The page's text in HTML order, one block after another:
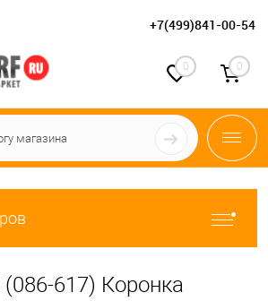
+7(499)841-00-54
0 0
(086-617) Коронка